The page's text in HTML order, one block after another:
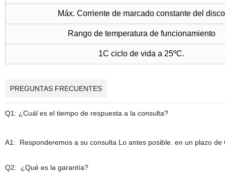
Máx. Corriente de marcado constante del disco
Rango de temperatura de funcionamiento
1C ciclo de vida a 25ºC.
PREGUNTAS FRECUENTES
Q1: ¿Cuál es el tiempo de respuesta a la consulta?
A1: Responderemos a su consulta Lo antes posible. en un plazo
Q2: ¿Qué es la garantía?